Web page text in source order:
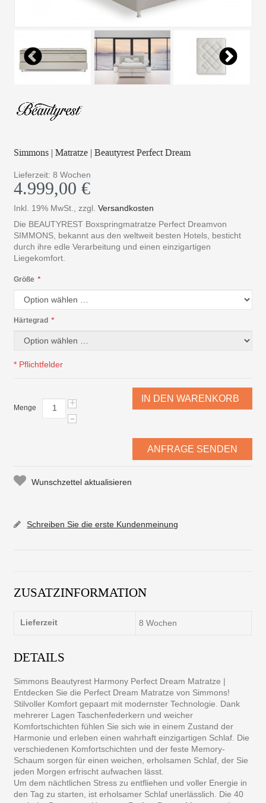
Simmons | Matratze | Beautyrest Perfect Dream
Lieferzeit: 8 Wochen
4.999,00 €
Inkl. 19% MwSt. ,zzgl.Versandkosten
Die BEAUTYREST Boxspringmatratze Perfect Dreamvon
SIMMONS, bekannt aus den weltweit besten Hotels, besticht
durch ihre edle Verarbeitung und einen einzigartigen
Liegekomfort.
*
Größe
*
Härtegrad
* Pflichtfelder
Menge +
-
IN DEN WARENKORB
ANFRAGE SENDEN
Wunschzettel aktualisieren
Schreiben Sie die erste Kundenmeinung
ZUSATZINFORMATION
Lieferzeit 8 Wochen
DETAILS
Simmons Beautyrest Harmony Perfect Dream Matratze |
Entdecken Sie die Perfect Dream Matratze von Simmons!
Stilvoller Komfort gepaart mit modernster Technologie. Dank
mehrerer Lagen Taschenfederkern und weicher
Komfortschichten fühlen Sie sich wie in einem Zustand der
Harmonie und erleben einen wahrhaft einzigartigen Schlaf. Die
verschiedenen Komfortschichten und der feste Memory-
Schaum sorgen für einen weichen, erholsamen Schlaf, der Sie
jeden Morgen erfrischt aufwachen lässt.
Um dem nächtlichen Stress zu entfliehen und voller Energie in
den Tag zu starten, ist erholsamer Schlaf unerlässlich. Die 40